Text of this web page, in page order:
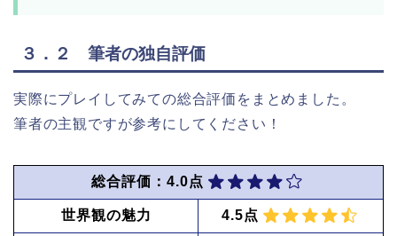
３．２ 筆者の独自評価
実際にプレイしてみての総合評価をまとめました。
筆者の主観ですが参考にしてください！
総合評価：4.0点
世界観の魅力 4.5点